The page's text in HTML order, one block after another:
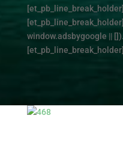
window.adsbygoogle ||